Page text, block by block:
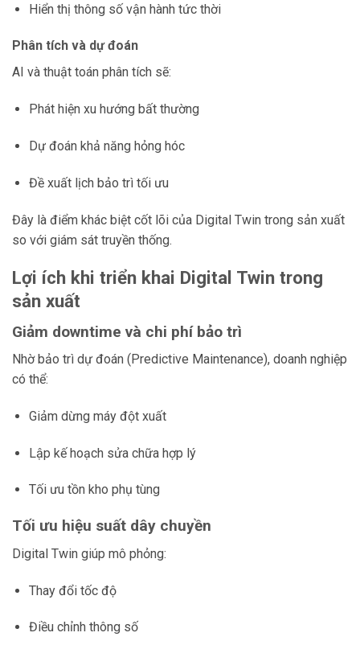
Hiển thị thông số vận hành tức thời
Phân tích và dự đoán
AI và thuật toán phân tích sẽ:
Phát hiện xu hướng bất thường
Dự đoán khả năng hỏng hóc
Đề xuất lịch bảo trì tối ưu
Đây là điểm khác biệt cốt lõi của Digital Twin trong sản xuất
so với giám sát truyền thống.
Lợi ích khi triển khai Digital Twin trong
sản xuất
Giảm downtime và chi phí bảo trì
Nhờ bảo trì dự đoán (Predictive Maintenance), doanh nghiệp
có thể:
Giảm dừng máy đột xuất
Lập kế hoạch sửa chữa hợp lý
Tối ưu tồn kho phụ tùng
Tối ưu hiệu suất dây chuyền
Digital Twin giúp mô phỏng:
Thay đổi tốc độ
Điều chỉnh thông số